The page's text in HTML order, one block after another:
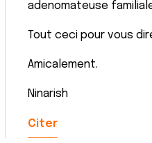
adenomateuse
Tout ceci pour vous
Amicalement.
Ninarish
Citer